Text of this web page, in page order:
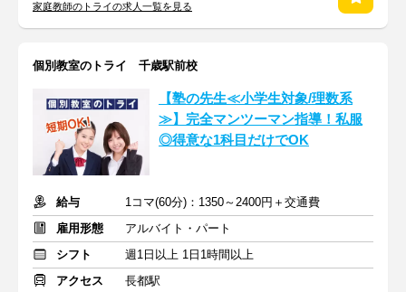
家庭教師のトライの求人一覧を見る
個別教室のトライ 千歳駅前校
【塾の先生≪小学生対象/理数系
≫】完全マンツーマン指導！私服
◎得意な1科目だけでOK
給与
1コマ(60分)：1350～2400円＋交通費
雇用形態
アルバイト・パート
シフト
週1日以上 1日1時間以上
アクセス
長都駅